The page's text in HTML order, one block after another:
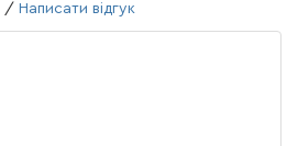
/ Написати відгук